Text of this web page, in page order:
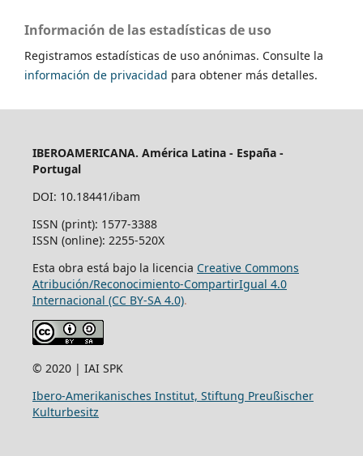
Información de las estadísticas de uso
Registramos estadísticas de uso anónimas. Consulte la
información de privacidad para obtener más detalles.
IBEROAMERICANA. América Latina - España -
Portugal
DOI: 10.18441/ibam
ISSN (print): 1577-3388
ISSN (online): 2255-520X
Esta obra está bajo la licencia Creative Commons
Atribución/Reconocimiento-CompartirIgual 4.0
Internacional (CC BY-SA 4.0).
© 2020 | IAI SPK
Ibero-Amerikanisches Institut, Stiftung Preußischer
Kulturbesitz